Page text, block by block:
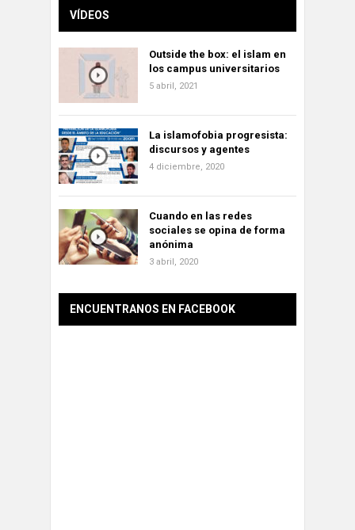
VÍDEOS
Outside the box: el islam en
los campus universitarios
5 abril, 2021
La islamofobia progresista:
discursos y agentes
4 diciembre, 2020
Cuando en las redes
sociales se opina de forma
anónima
3 abril, 2020
ENCUENTRANOS EN FACEBOOK